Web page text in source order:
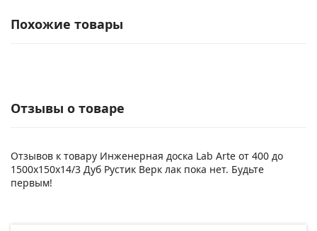
Похожие товары
Отзывы о товаре
Отзывов к товару Инженерная доска Lab Arte от 400 до
1500х150х14/3 Дуб Рустик Верк лак пока нет. Будьте
первым!